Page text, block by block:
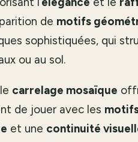
de motifs
sophistiquées, qui
ou au sol.
carrelage mosaïque
de jouer avec les
et une continuité